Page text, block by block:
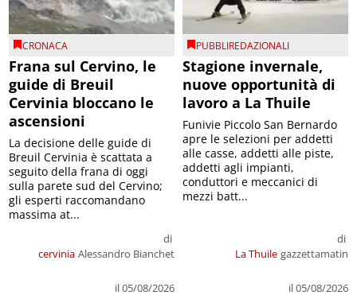
CRONACA
Frana sul Cervino, le
guide di Breuil
Cervinia bloccano le
ascensioni
cervinia
di
Alessandro Bianchet
il 05/08/2026
La decisione delle guide di
Breuil Cervinia è scattata a
seguito della frana di oggi
sulla parete sud del Cervino;
gli esperti raccomandano
massima at...
PUBBLIREDAZIONALI
Stagione invernale,
nuove opportunità di
lavoro a La Thuile
La Thuile
di
gazzettamatin
il 05/08/2026
Funivie Piccolo San Bernardo
apre le selezioni per addetti
alle casse, addetti alle piste,
addetti agli impianti,
conduttori e meccanici di
mezzi batt...